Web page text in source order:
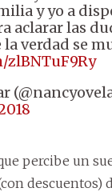
y yo a
aclarar las
verdad se
percibe un
descuentos)